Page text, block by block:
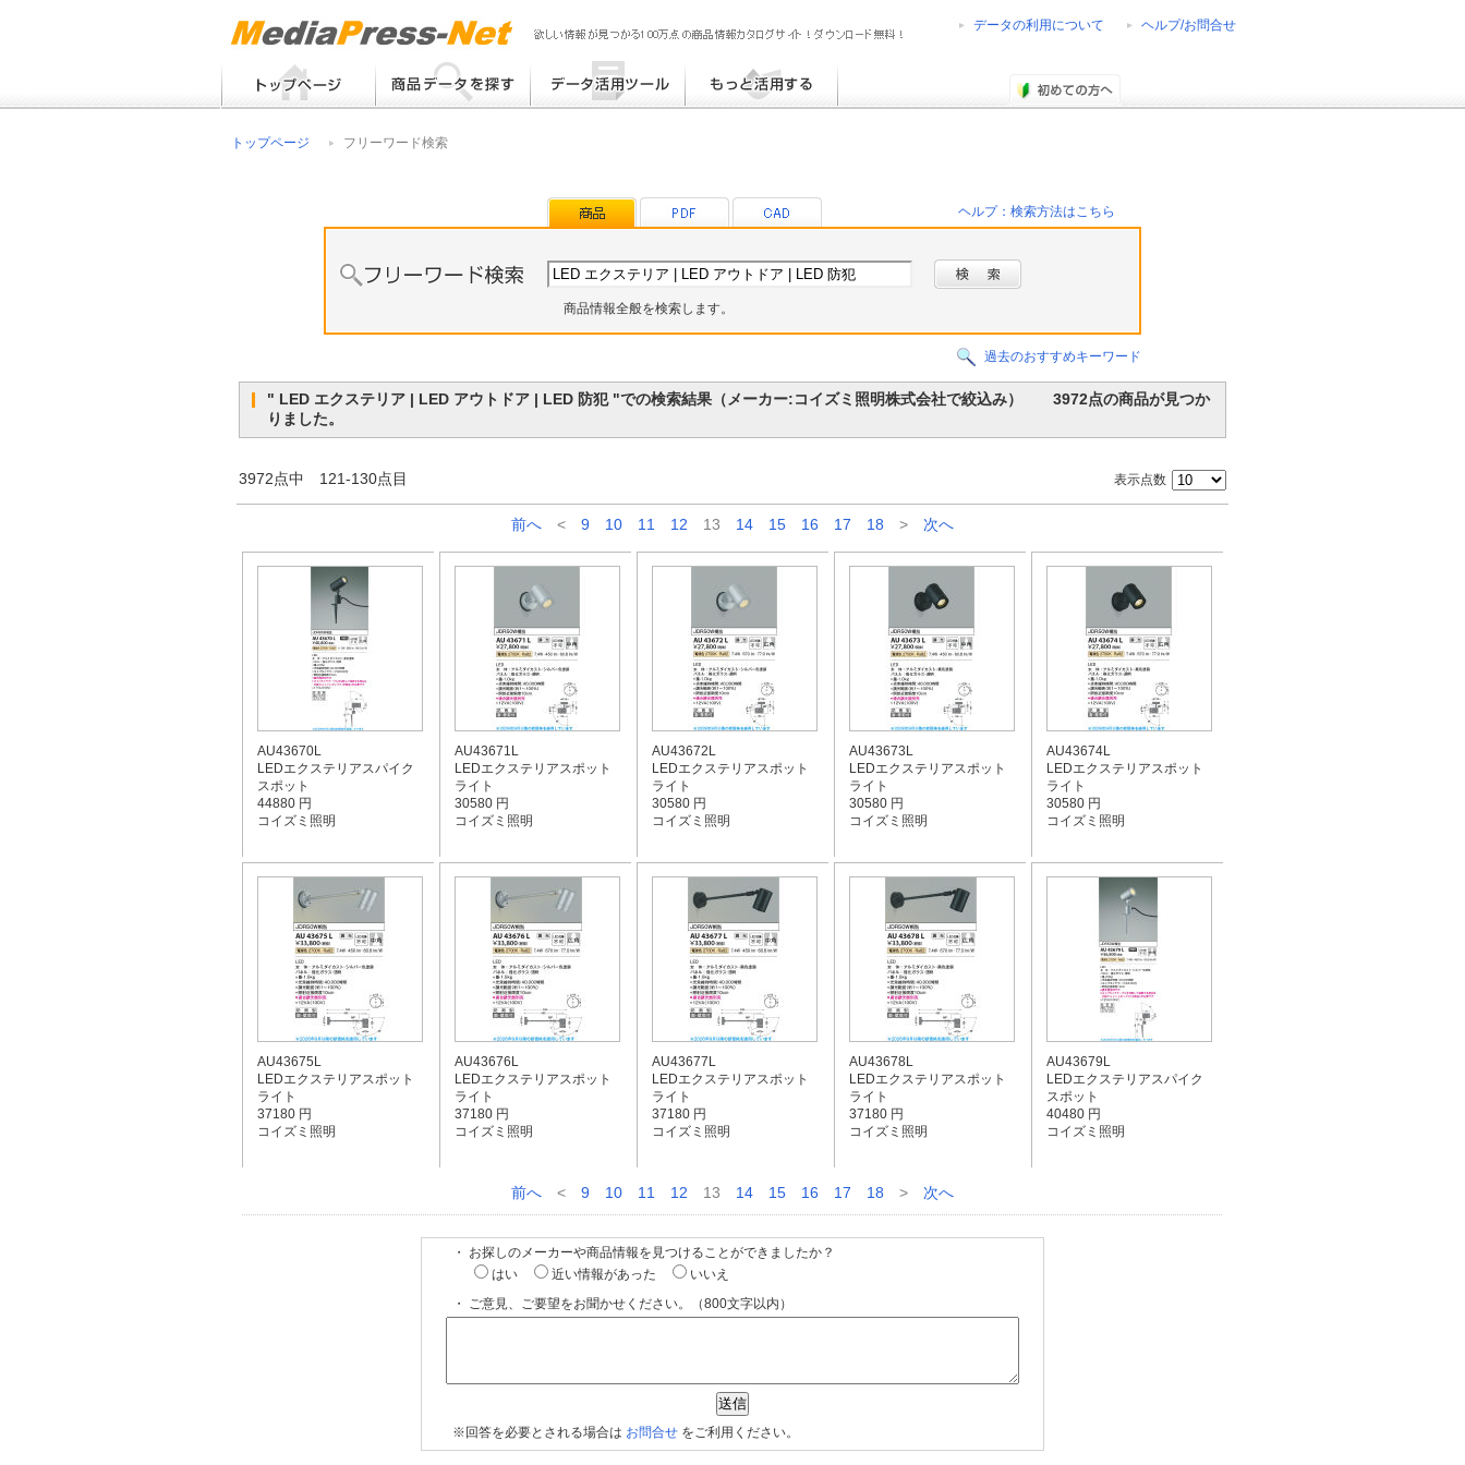
データの利用について ヘルプ/お問合せ
メーカー別検索
提案書ひな型ライブラリ
帳票ひな型ライブラリ
トップページ フリーワード検索
ヘルプ：検索方法はこちら
商品情報全般を検索します。
過去のおすすめキーワード
" LED エクステリア | LED アウトドア | LED 防犯 "での検索結果（メーカー:コイズミ照明株式会社で絞込み） 3972点の商品が見つか
りました。
3972点中 121-130点目 表示点数
前へ < 9 10 11 12 13 14 15 16 17 18 > 次へ
AU43670L
LEDエクステリアスパイク
スポット
44880 円
コイズミ照明
AU43671L
LEDエクステリアスポット
ライト
30580 円
コイズミ照明
AU43672L
LEDエクステリアスポット
ライト
30580 円
コイズミ照明
AU43673L
LEDエクステリアスポット
ライト
30580 円
コイズミ照明
AU43674L
LEDエクステリアスポット
ライト
30580 円
コイズミ照明
AU43675L
LEDエクステリアスポット
ライト
37180 円
コイズミ照明
AU43676L
LEDエクステリアスポット
ライト
37180 円
コイズミ照明
AU43677L
LEDエクステリアスポット
ライト
37180 円
コイズミ照明
AU43678L
LEDエクステリアスポット
ライト
37180 円
コイズミ照明
AU43679L
LEDエクステリアスパイク
スポット
40480 円
コイズミ照明
前へ < 9 10 11 12 13 14 15 16 17 18 > 次へ
・ お探しのメーカーや商品情報を見つけることができましたか？
はい
近い情報があった
いいえ
・ ご意見、ご要望をお聞かせください。（800文字以内）
※回答を必要とされる場合は お問合せをご利用ください。